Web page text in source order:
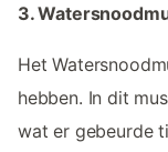
3.
Het
hebben. In dit
wat er gebeurde